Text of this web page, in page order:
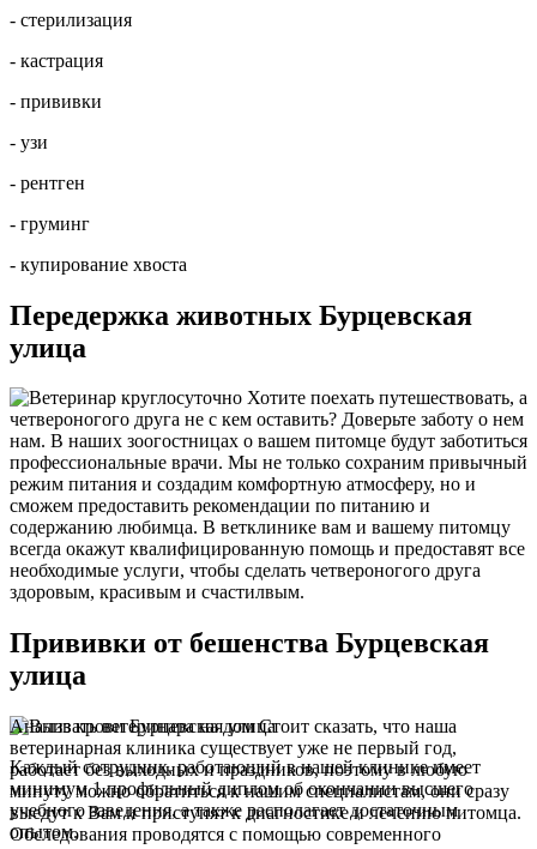
- стерилизация
- кастрация
- прививки
- узи
- рентген
- груминг
- купирование хвоста
Передержка животных Бурцевская
улица
Хотите поехать путешествовать, а
четвероногого друга не с кем оставить? Доверьте заботу о нем
нам. В наших зоогостницах о вашем питомце будут заботиться
профессиональные врачи. Мы не только сохраним привычный
режим питания и создадим комфортную атмосферу, но и
сможем предоставить рекомендации по питанию и
содержанию любимца. В ветклинике вам и вашему питомцу
всегда окажут квалифицированную помощь и предоставят все
необходимые услуги, чтобы сделать четвероногого друга
здоровым, красивым и счастилвым.
Прививки от бешенства Бурцевская
улица
Стоит сказать, что наша
ветеринарная клиника существует уже не первый год,
работает без выходных и праздников, поэтому в любую
минуту можно обратиться к нашим специалистам, они сразу
выедут к Вам и приступят к диагностике и лечению питомца.
Обследования проводятся с помощью современного
Анализ крови Бурцевская улица
Каждый сотрудник, работающий в нашей клинике имеет
минимум 1 профильный диплом об окончании высшего
учебного заведения, а также располагает достаточным
опытом.